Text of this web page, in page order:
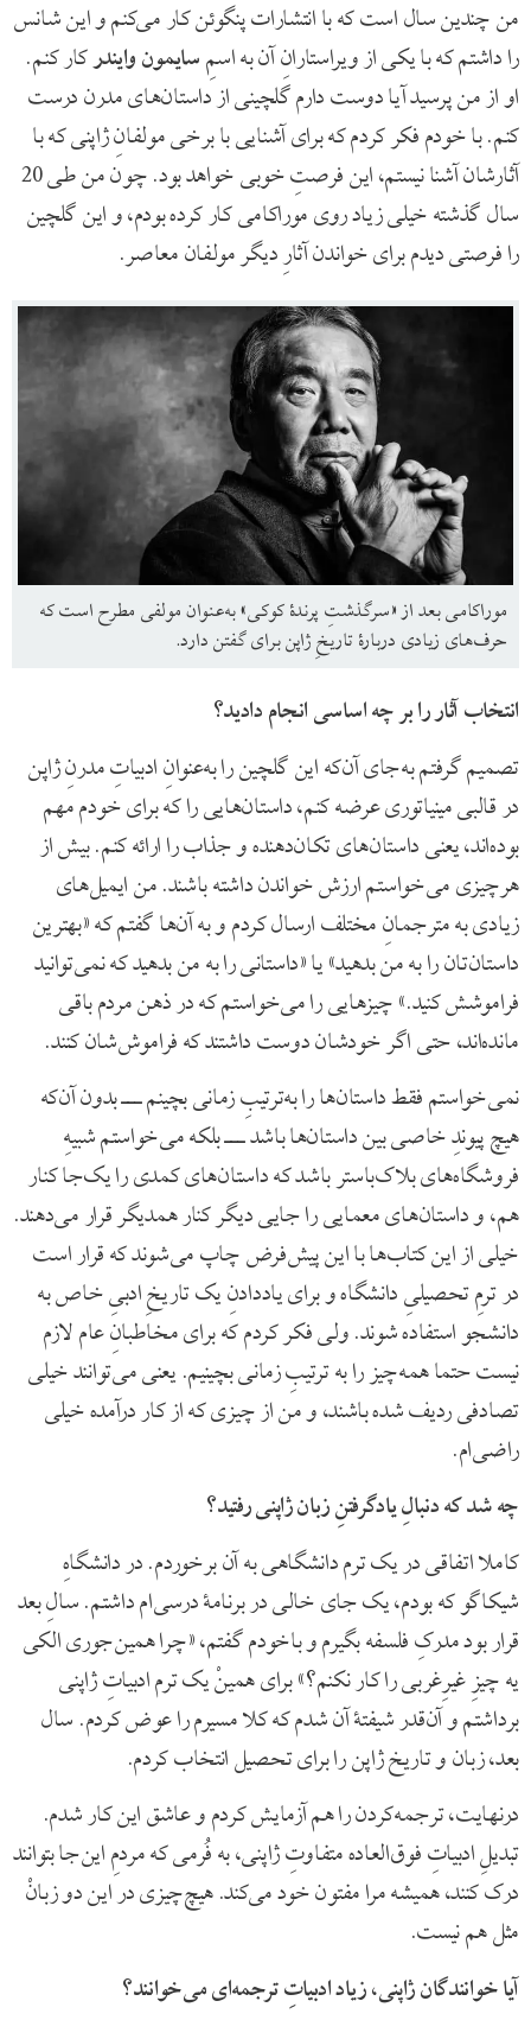
من چندین سال است که با انتشارات پنگوئن کار می‌کنم و این شانس
را داشتم که با یکی از ویراستارانِ آن به اسمِسایمون وایندرکار کنم.
او از من پرسید آیا دوست دارم گلچینی از داستان‌های مدرن درست
کنم. با خودم فکر کردم که برای آشنایی با برخی مولفانِ ژاپنی که با
آثارشان آشنا نیستم، این فرصتِ خوبی خواهد بود. چون من طی 20
سال گذشته خیلی زیاد روی موراکامی کار کرده بودم، و این گلچین
را فرصتی دیدم برای خواندن آثارِ دیگر مولفان معاصر.
موراکامی بعد از «سرگذشتِ پرندۀ کوکی» به‌عنوان مولفی مطرح است که
حرف‌های زیادی دربارۀ تاریخِ ژاپن برای گفتن دارد.
انتخاب آثار را بر چه اساسی انجام دادید؟
تصمیم گرفتم به‌جای آن‌که این گلچین را به‌عنوانِ ادبیاتِ مدرنِ ژاپن
در قالبی مینیاتوری عرضه کنم، داستان‌هایی را که برای خودم مهم
بوده‌اند، یعنی داستان‌های تکان‌دهنده و جذاب را ارائه کنم. بیش از
هرچیزی می‌خواستم ارزش خواندن داشته باشند. من ایمیل‌های
زیادی به مترجمانِ مختلف ارسال کردم و به آن‌ها گفتم که «بهترین
داستان‌تان را به من بدهید» یا «داستانی را به من بدهید که نمی‌توانید
فراموشش کنید.» چیزهایی را می‌خواستم که در ذهن مردم باقی
مانده‌اند، حتی اگر خودشان دوست داشتند که فراموش‌شان کنند.
نمی‌خواستم فقط داستان‌ها را به‌ترتیبِ زمانی بچینم ‌ـــ‌ بدون آن‌که
هیچ پیوندِ خاصی بین داستان‌ها باشد ‌ـــ‌ بلکه می‌خواستم شبیهِ
فروشگاه‌های بلاک‌باستر باشد که داستان‌های کمدی را یک‌جا کنار
هم، و داستان‌های معمایی را جایی دیگر کنار همدیگر قرار می‌دهند.
خیلی از این کتاب‌ها با این پیش‌فرض چاپ می‌شوند که قرار است
در ترمِ تحصیلیِ دانشگاه و برای یاددادنِ یک تاریخِ ادبیِ خاص به
دانشجو استفاده شوند. ولی فکر کردم که برای مخاطبانِ عام لازم
نیست حتما همه‌چیز را به ترتیبِ زمانی بچینیم. یعنی می‌توانند خیلی
تصادفی ردیف شده باشند، و من از چیزی که از کار درآمده خیلی
راضی‌ام.
چه شد که دنبالِ یادگرفتنِ زبان ژاپنی رفتید؟
کاملا اتفاقی در یک ترم دانشگاهی به آن برخوردم. در دانشگاهِ
شیکاگو که بودم، یک جای خالی در برنامۀ درسی‌ام داشتم. سالِ بعد
قرار بود مدرکِ فلسفه بگیرم و باخودم گفتم، «چرا همین‌جوری الکی
یه چیزِ غیرِغربی را کار نکنم؟» برای همینْ یک ترم ادبیاتِ ژاپنی
برداشتم و آن‌قدر شیفتۀ آن شدم که کلا مسیرم را عوض کردم. سال
بعد، زبان و تاریخ ژاپن را برای تحصیل انتخاب کردم.
درنهایت، ترجمه‌کردن را هم آزمایش کردم و عاشق این کار شدم.
تبدیلِ ادبیاتِ فوق‌العاده متفاوتِ ژاپنی، به فُرمی که مردمِ این‌جا بتوانند
درک کنند، همیشه مرا مفتون خود می‌کند. هیچ‌چیزی در این دو زبانْ
مثل هم نیست.
آیا خوانندگان ژاپنی، زیاد ادبیاتِ ترجمه‌ای می‌خوانند؟